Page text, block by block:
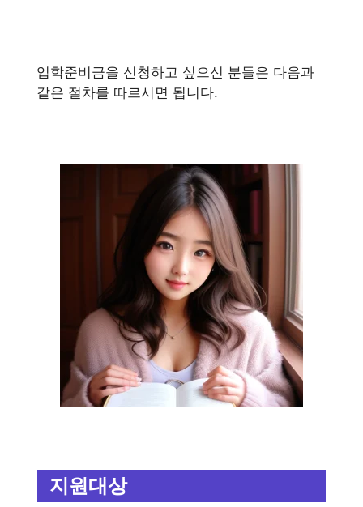
입학준비금을 신청하고 싶으신 분들은 다음과
같은 절차를 따르시면 됩니다.
지원대상